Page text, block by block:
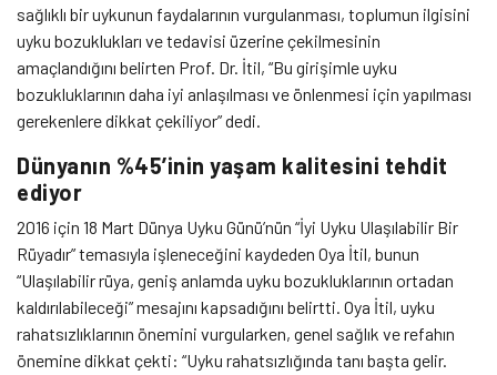
sağlıklı bir uykunun faydalarının vurgulanması, toplumun ilgisini
uyku bozuklukları ve tedavisi üzerine çekilmesinin
amaçlandığını belirten Prof. Dr. İtil, “Bu girişimle uyku
bozukluklarının daha iyi anlaşılması ve önlenmesi için yapılması
gerekenlere dikkat çekiliyor” dedi.
Dünyanın %45’inin yaşam kalitesini tehdit
ediyor
2016 için 18 Mart Dünya Uyku Günü’nün “İyi Uyku Ulaşılabilir Bir
Rüyadır” temasıyla işleneceğini kaydeden Oya İtil, bunun
“Ulaşılabilir rüya, geniş anlamda uyku bozukluklarının ortadan
kaldırılabileceği” mesajını kapsadığını belirtti. Oya İtil, uyku
rahatsızlıklarının önemini vurgularken, genel sağlık ve refahın
önemine dikkat çekti: “Uyku rahatsızlığında tanı başta gelir.